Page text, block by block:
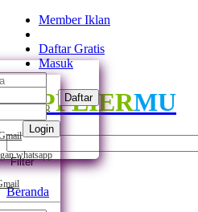
Member Iklan
Daftar Gratis
Daftar
whatsapp
Masuk
Login
whatsapp
SUPPLIERMU
Filter
Beranda